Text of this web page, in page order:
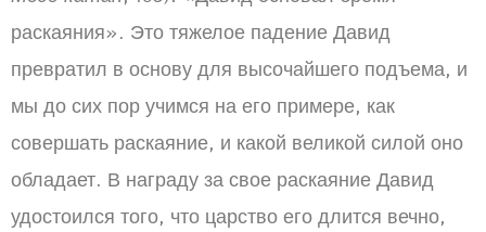
раскаяния». Это тяжелое падение Давид
превратил в основу для высочайшего подъема, и
мы до сих пор учимся на его примере, как
совершать раскаяние, и какой великой силой оно
обладает. В награду за свое раскаяние Давид
удостоился того, что царство его длится вечно,